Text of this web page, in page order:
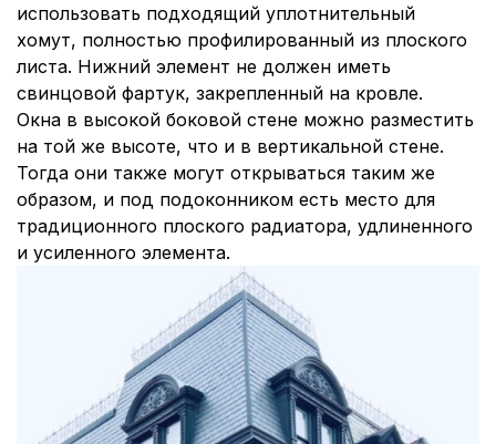
использовать подходящий уплотнительный
хомут, полностью профилированный из плоского
листа. Нижний элемент не должен иметь
свинцовой фартук, закрепленный на кровле.
Окна в высокой боковой стене можно разместить
на той же высоте, что и в вертикальной стене.
Тогда они также могут открываться таким же
образом, и под подоконником есть место для
традиционного плоского радиатора, удлиненного
и усиленного элемента.